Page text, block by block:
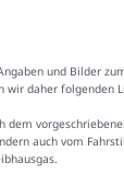
und Bilder
wir daher folgenden
auch vom